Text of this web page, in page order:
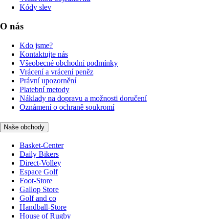
Kódy slev
O nás
Kdo jsme?
Kontaktujte nás
Všeobecné obchodní podmínky
Vrácení a vrácení peněz
Právní upozornění
Platební metody
Náklady na dopravu a možnosti doručení
Oznámení o ochraně soukromí
Naše obchody
Basket-Center
Daily Bikers
Direct-Volley
Espace Golf
Foot-Store
Gallop Store
Golf and co
Handball-Store
House of Rugby